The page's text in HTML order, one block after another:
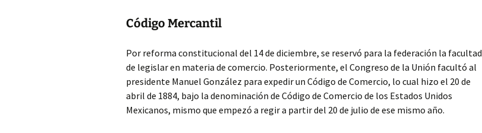
Código Mercantil
Por reforma constitucional del 14 de diciembre, se reservó para la federación la facultad
de legislar en materia de comercio. Posteriormente, el Congreso de la Unión facultó al
presidente Manuel González para expedir un Código de Comercio, lo cual hizo el 20 de
abril de 1884, bajo la denominación de Código de Comercio de los Estados Unidos
Mexicanos, mismo que empezó a regir a partir del 20 de julio de ese mismo año.